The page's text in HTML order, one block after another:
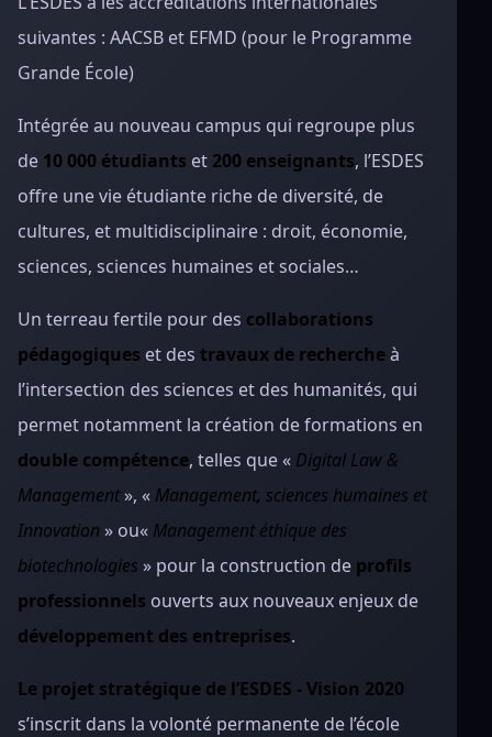
suivantes : AACSB et EFMD (pour le Programme
Grande École)
Intégrée au nouveau campus qui regroupe plus
de 10 000 étudiants et 200 enseignants, l’ESDES
offre une vie étudiante riche de diversité, de
cultures, et multidisciplinaire : droit, économie,
sciences, sciences humaines et sociales…
Un terreau fertile pour des collaborations
pédagogiques et des travaux de rechercheà
l’intersection des sciences et des humanités, qui
permet notamment la création de formations en
double compétence, telles que « Digital Law &
Management», « Management, sciences humaines et
Innovation » ou« Management éthique des
biotechnologies » pour la construction de profils
professionnels ouverts aux nouveaux enjeux de
développement des entreprises.
Le projet stratégique de l’ESDES - Vision 2020
s’inscrit dans la volonté permanente de l’école